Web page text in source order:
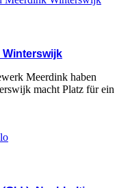
Winterswijk
Meerdink haben
macht Platz für ein